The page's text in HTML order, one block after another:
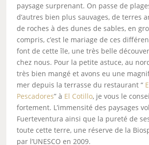
paysage surprenant. On passe de
d’autres bien plus sauvages, de terres
de roches à des dunes de sables, en
compris, c’est le mariage de ces
font de cette île, une très belle
chez nous. Pour la petite astuce, au
très bien mangé et avons eu une
mer depuis la terrasse du restaurant “
Pescadores” à El Cotillo, je vous le
fortement. L’immensité des paysages
Fuerteventura ainsi que la pureté de
toute cette terre, une réserve de la
par l’UNESCO en 2009.